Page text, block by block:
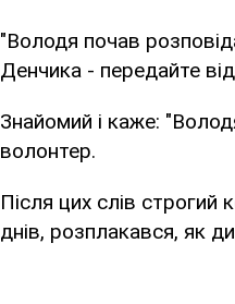
"Володя почав
Денчика - передайте
Знайомий і каже:
волонтер.
Після цих слів
днів, розплакався, як